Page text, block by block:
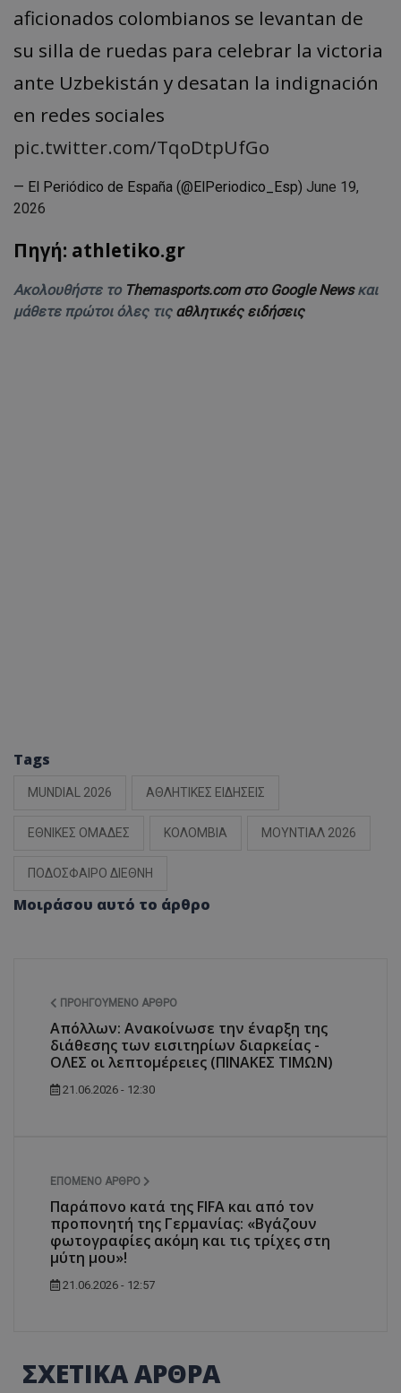
aficionados colombianos se levantan de
su silla de ruedas para celebrar la victoria
ante Uzbekistán y desatan la indignación
en redes sociales
pic.twitter.com/TqoDtpUfGo
— El Periódico de España (@ElPeriodico_Esp) June 19,
2026
Πηγή: athletiko.gr
Ακολουθήστε το Themasports.com στο Google Newsκαι
μάθετε πρώτοι όλες τις αθλητικές ειδήσεις
Tags
MUNDIAL 2026 ΑΘΛΗΤΙΚΕΣ ΕΙΔΗΣΕΙΣ
ΕΘΝΙΚΕΣ ΟΜΑΔΕΣ ΚΟΛΟΜΒΙΑ ΜΟΥΝΤΙΑΛ 2026
ΠΟΔΟΣΦΑΙΡΟ ΔΙΕΘΝΗ
Μοιράσου αυτό το άρθρο
ΠΡΟΗΓΟΎΜΕΝΟ ΆΡΘΡΟ
Απόλλων: Ανακοίνωσε την έναρξη της
διάθεσης των εισιτηρίων διαρκείας -
ΟΛΕΣ οι λεπτομέρειες (ΠΙΝΑΚΕΣ ΤΙΜΩΝ)
21.06.2026 - 12:30
ΕΠΌΜΕΝΟ ΆΡΘΡΟ
Παράπονο κατά της FIFA και από τον
προπονητή της Γερμανίας: «Βγάζουν
φωτογραφίες ακόμη και τις τρίχες στη
μύτη μου»!
21.06.2026 - 12:57
ΣΧΕΤΙΚΑ ΑΡΘΡΑ